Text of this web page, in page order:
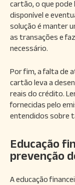
cartão, o que
disponível e
solução é manter
as transações e
necessário.
Por fim, a falta de
cartão leva a
reais do crédito.
fornecidas pelo
entendidos sobre
Educação
prevenção
A educação